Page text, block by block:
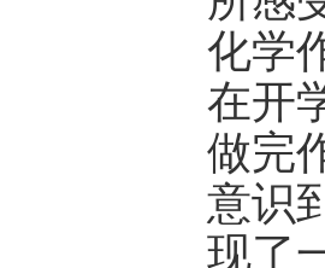
化学
在开
做完
意识
现了